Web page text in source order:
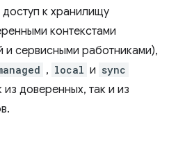
к хранилищу
контекстами
сервисными работниками),
, local и sync
доверенных, так и из